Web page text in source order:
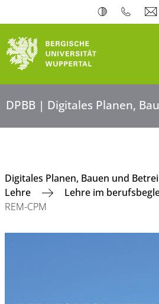
DPBB | Digitales Planen,
Digitales Planen, Bauen und
Lehre
Lehre im
REM-CPM